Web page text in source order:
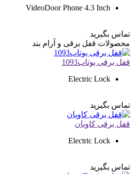
VideoDoor Phone 4.3 Inch
تماس بگیرید
محصولات قفل برقی و آرام بند
قفل برقی یوتاب1093
Electric Lock
تماس بگیرید
قفل برقی کاویان
Electric Lock
تماس بگیرید